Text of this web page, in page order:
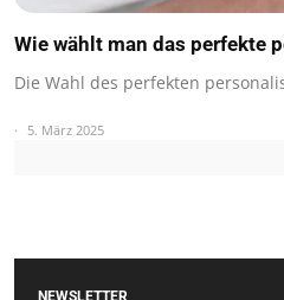
Wie wählt man das perfekte
Die Wahl des perfekten
5. März 2025
NEWSLETTER